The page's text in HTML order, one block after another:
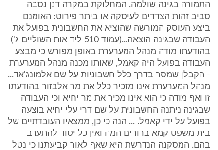
התמורה בגינה שולמה. המחלוקת במקרה דנן נסבה
סביב זהות הצדדים לעיסקה או ביתר פירוט: האומנם
ביצע העוסק המורשה שהוציא את החשבונית בפועל את
העבודה שבגינה הוצאה...(עמוד 510 ליד אות השוליים ג')
בהודעתו מודה מנהל המערערת באופן מפורש כי מבצע
העבודה בפועל היה קאמל, שאותו מכנה מנהל המערערת
- הקבלן שמסר בדרך כלל חשבוניות על שם אלמונג'אד...
מנהל המערערת אינו מזכיר כלל את מר אלבזור בהודעתו
זו ואף מודה כי הוא אינו מכיר את מר יחיא וכי העבודה
שבגינה ניתנה החשבונית על שם דרי עלי יחיא בוצעה
בפועל על ידי קאמל. ... הנה כי כן, ממצאיו העובדתיים של
בית משפט קמא ברורים המה ואין כל יסוד להתערב
בהם. המסקנה הנדרשת היא שאף לאור קביעתנו כי נטל